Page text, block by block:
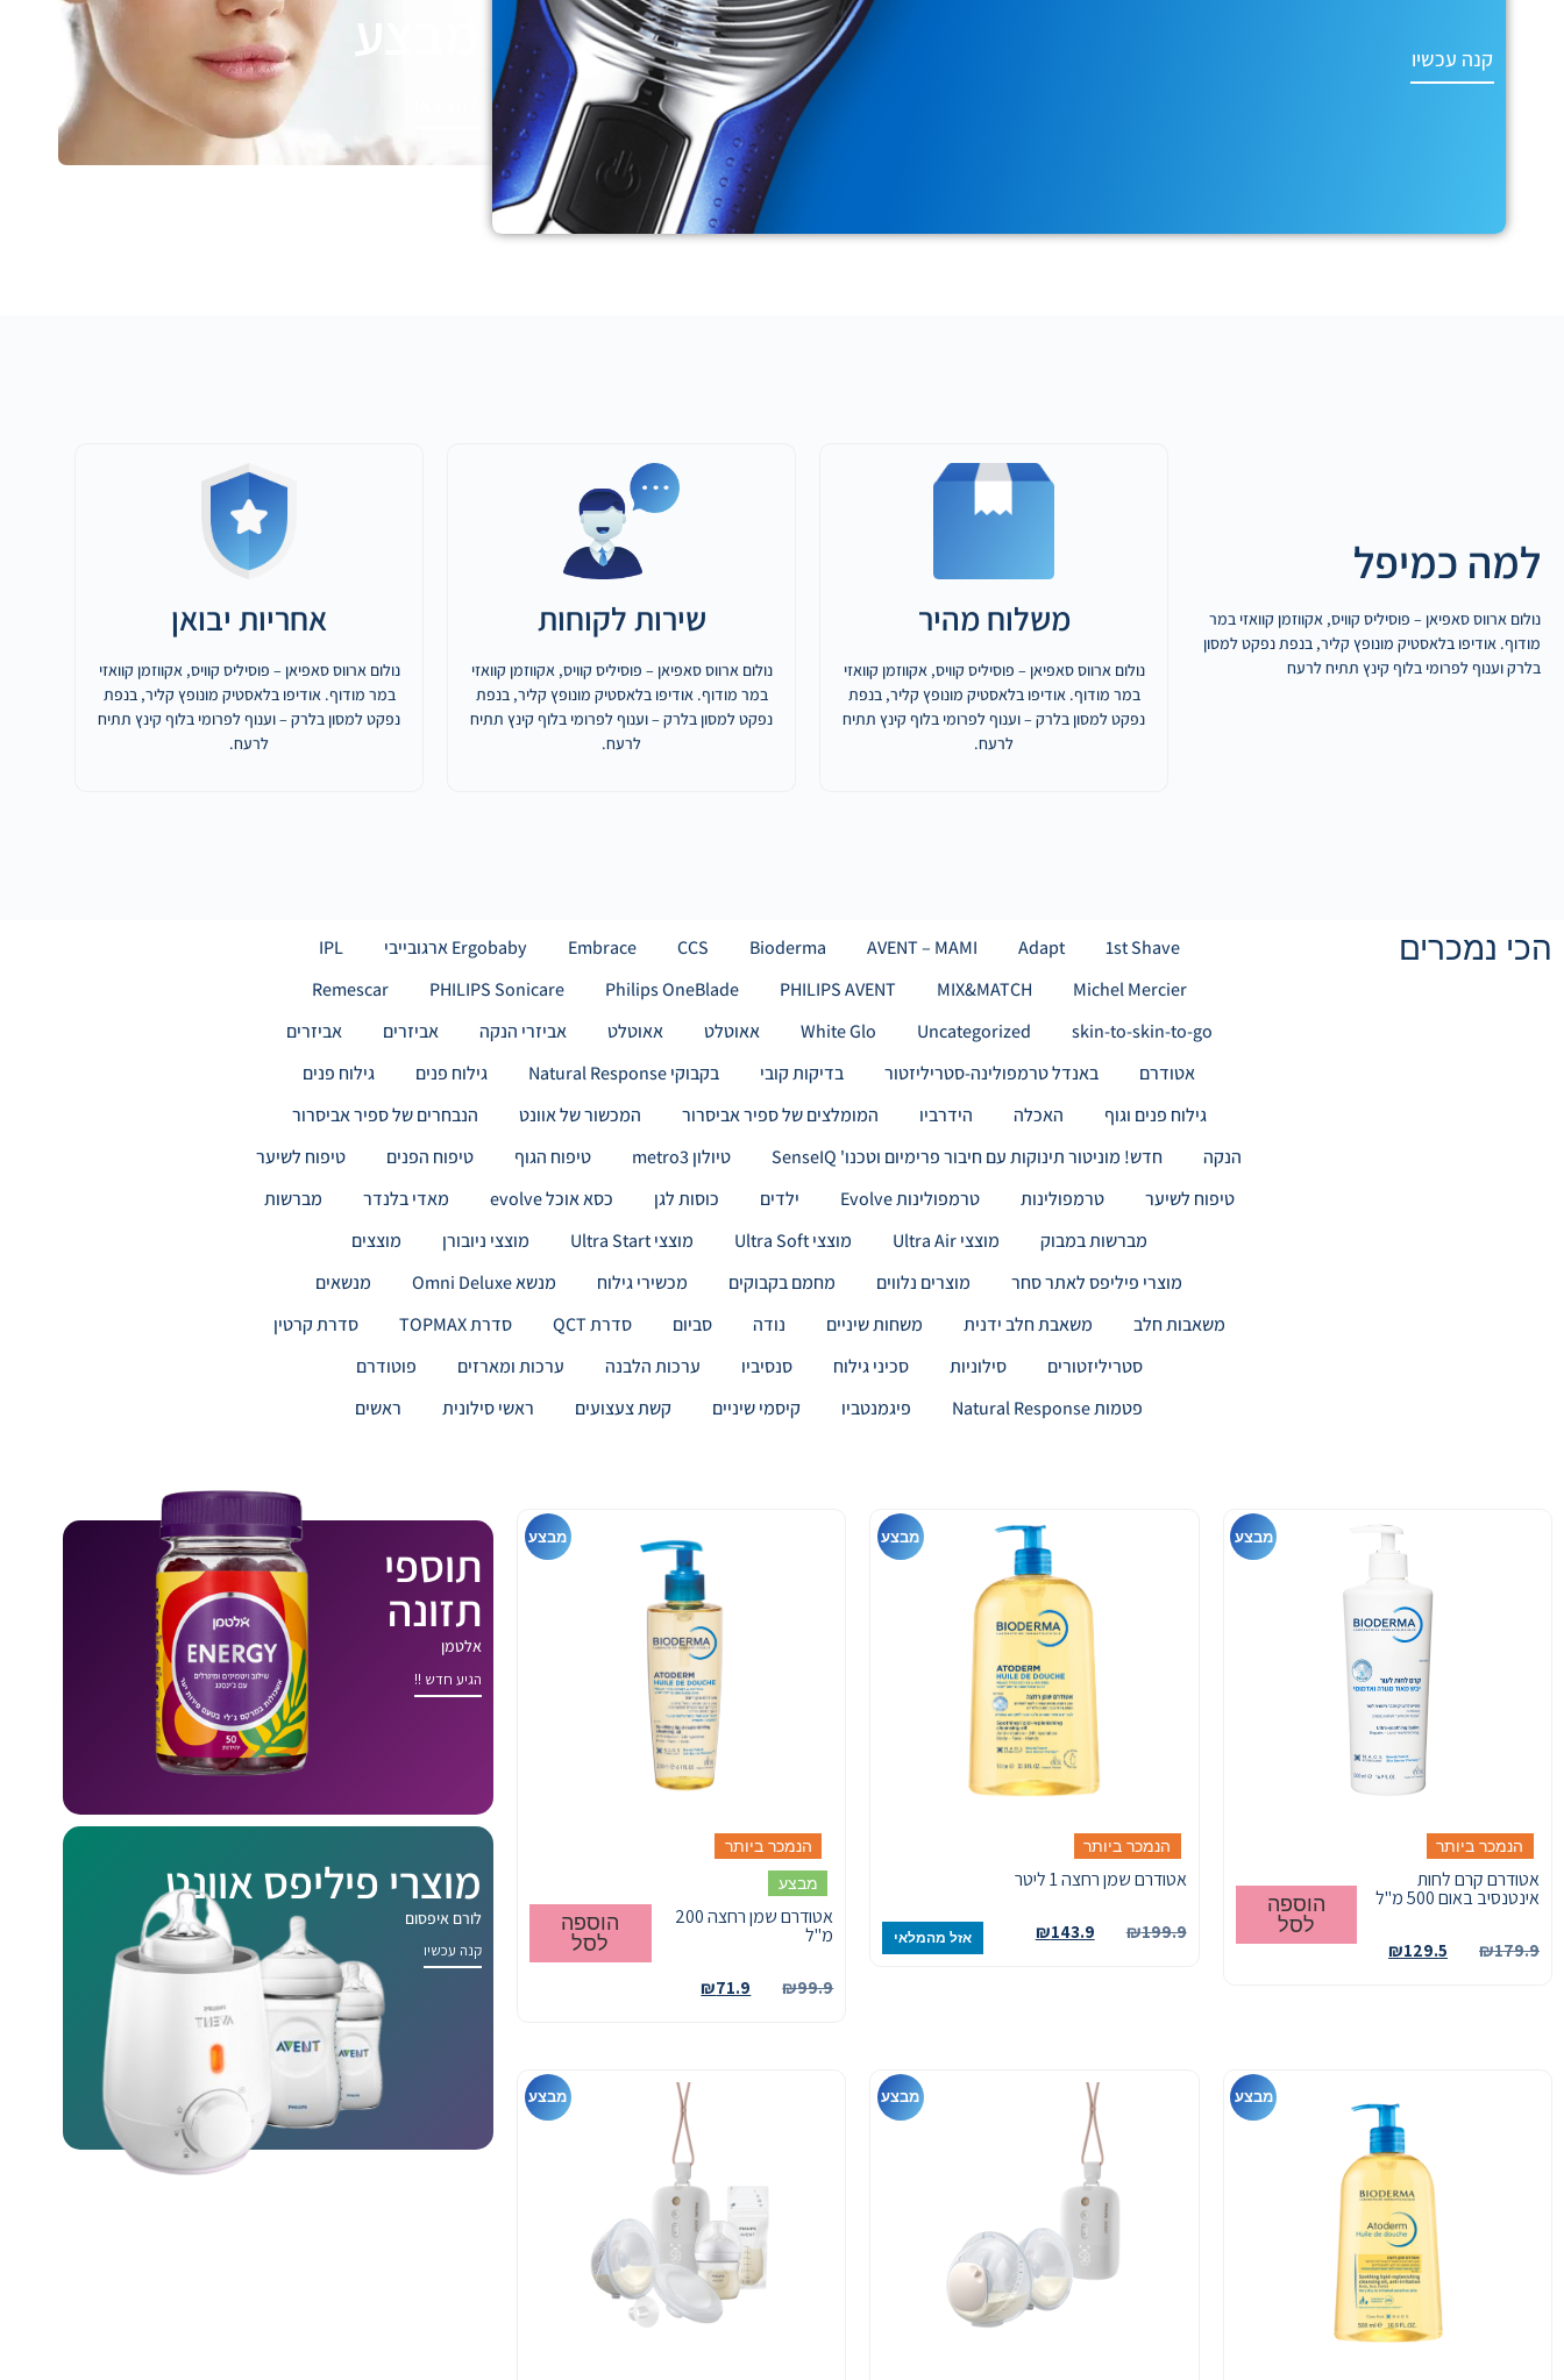
קנה עכשיו
למה כמיפל
נולום ארווס סאפיאן – פוסיליס קוויס, אקווזמן קוואזי במר
מודוף. אודיפו בלאסטיק מונופץ קליר, בנפת נפקט למסון
בלרק וענוף לפרומי בלוף קינץ תתיח לרעח
משלוח מהיר
נולום ארווס סאפיאן – פוסיליס קוויס, אקווזמן קוואזי
במר מודוף. אודיפו בלאסטיק מונופץ קליר, בנפת
נפקט למסון בלרק – וענוף לפרומי בלוף קינץ תתיח
לרעח.
שירות לקוחות
נולום ארווס סאפיאן – פוסיליס קוויס, אקווזמן קוואזי
במר מודוף. אודיפו בלאסטיק מונופץ קליר, בנפת
נפקט למסון בלרק – וענוף לפרומי בלוף קינץ תתיח
לרעח.
אחריות יבואן
נולום ארווס סאפיאן – פוסיליס קוויס, אקווזמן קוואזי
במר מודוף. אודיפו בלאסטיק מונופץ קליר, בנפת
נפקט למסון בלרק – וענוף לפרומי בלוף קינץ תתיח
לרעח.
הכי נמכרים 1st Shave
Adapt
AVENT – MAMI
Bioderma
CCS
Embrace Ergobaby ארגובייבי
IPL
Michel Mercier
MIX&MATCH
PHILIPS AVENT
Philips OneBlade
PHILIPS Sonicare
Remescar
skin-to-skin-to-go
Uncategorized
White Glo אאוטלט אאוטלט אביזרי הנקה אביזרים
אביזרים
אטודרם
באנדל טרמפולינה-סטריליזטור בדיקות קובי בקבוקי Natural Response גילוח פנים
גילוח פנים
גילוח פנים וגוף
האכלה הידרביו המומלצים של ספיר אביסרור המכשור של אוונט
הנבחרים של ספיר אביסרור
הנקה
חדש! מוניטור תינוקות עם חיבור פרימיום וטכנו' SenseIQ טיולון metro3 טיפוח הגוף טיפוח הפנים
טיפוח לשיער
טיפוח לשיער
טרמפולינות טרמפולינות Evolve ילדים כוסות לגן כסא אוכל evolve מאדי בלנדר
מברשות
מברשות במבוק
מוצצי Ultra Air מוצצי Ultra Soft מוצצי Ultra Start מוצצי ניובורן
מוצצים
מוצרי פיליפס לאתר סחר
מוצרים נלווים מחמם בקבוקים מכשירי גילוח מנשא Omni Deluxe
מנשאים
משאבות חלב
משאבת חלב ידנית משחות שיניים נודה סביום סדרת QCT סדרת TOPMAX
סדרת קרטין
סטריליזטורים
סילוניות סכיני גילוח סנסיביו ערכות הלבנה ערכות ומארזים
פוטודרם
פטמות Natural Response
פיגמנטביו קיסמי שיניים קשת צעצועים ראשי סילונית ראשים
מבצע
הנמכר ביותר
אטודרם קרם לחות
אינטנסיב באום 500 מ"ל
₪179.9
₪129.5
הוספה
לסל
מבצע
הנמכר ביותר
אטודרם שמן רחצה 1 ליטר
₪199.9
₪143.9 אזל מהמלאי
מבצע
הנמכר ביותר
מבצע
אטודרם שמן רחצה 200
מ"ל
₪99.9
₪71.9
הוספה
לסל
מבצע מבצע מבצע
תוספי
תזונה
אלטמן
הגיע חדש !!
מוצרי פיליפס אוונט
לורם איפסום
קנה עכשיו